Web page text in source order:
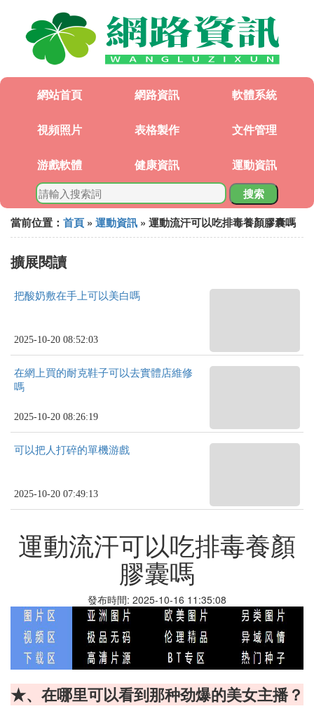
網站首頁 網路資訊 軟體系統
視頻照片 表格製作 文件管理
游戲軟體 健康資訊 運動資訊
搜索
當前位置： 首頁 » 運動資訊 » 運動流汗可以吃排毒養顏膠囊嗎
擴展閱讀
把酸奶敷在手上可以美白嗎
2025-10-20 08:52:03
在網上買的耐克鞋子可以去實體店維修
嗎
2025-10-20 08:26:19
可以把人打碎的單機游戲
2025-10-20 07:49:13
運動流汗可以吃排毒養顏
膠囊嗎
發布時間: 2025-10-16 11:35:08
★、在哪里可以看到那种劲爆的美女主播？